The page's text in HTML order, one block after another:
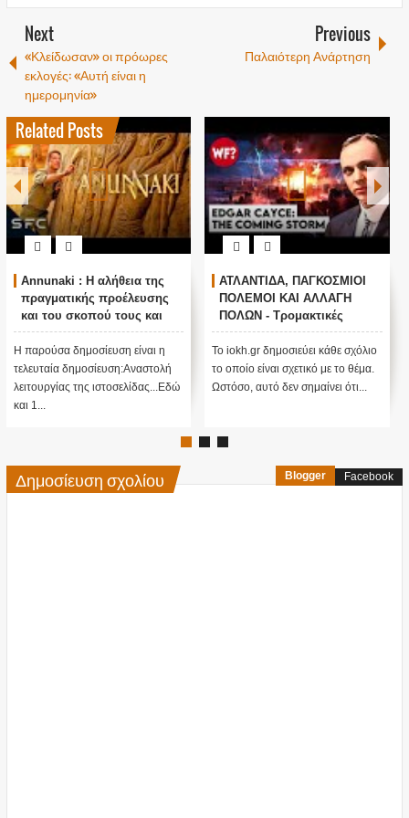
Next
«Κλείδωσαν» οι πρόωρες
εκλογές: «Αυτή είναι η
ημερομηνία»
Previous
Παλαιότερη Ανάρτηση
Related Posts
Annunaki : Η αλήθεια της
πραγματικής προέλευσης
και του σκοπού τους και
αναστολή λειτουργίας μας
....
Η παρούσα δημοσίευση είναι η
τελευταία δημοσίευση:Αναστολή
λειτουργίας της ιστοσελίδας...Εδώ
και 1...
ΑΤΛΑΝΤΙΔΑ, ΠΑΓΚΟΣΜΙΟΙ
ΠΟΛΕΜΟΙ ΚΑΙ ΑΛΛΑΓΗ
ΠΟΛΩΝ - Τρομακτικές
προβλέψεις του Edgar
Cayce (Video)
Το iokh.gr δημοσιεύει κάθε σχόλιο
το οποίο είναι σχετικό με το θέμα.
Ωστόσο, αυτό δεν σημαίνει ότι...
Δημοσίευση σχολίου Blogger Facebook